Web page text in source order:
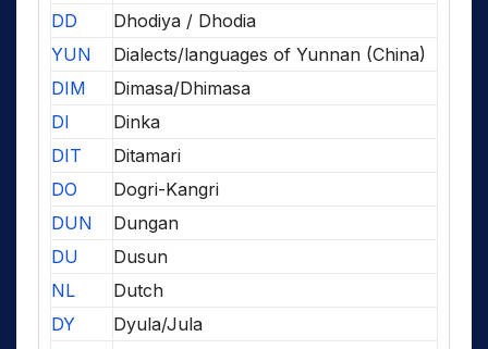
DD
Dhodiya / Dhodia
YUN
Dialects/languages of Yunnan (China)
DIM
Dimasa/Dhimasa
DI
Dinka
DIT
Ditamari
DO
Dogri-Kangri
DUN
Dungan
DU
Dusun
NL
Dutch
DY
Dyula/Jula